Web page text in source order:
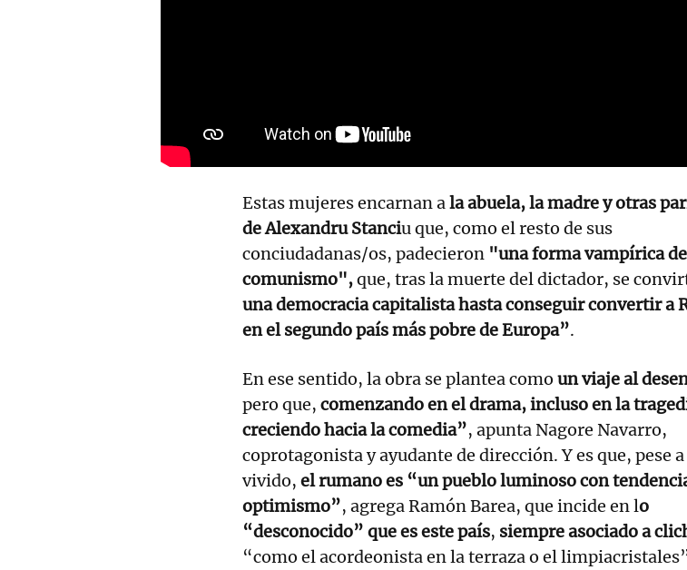
Estas mujeres encarnan ala abuela, la madre y otras
de Alexandru Stanciu que, como el resto de sus
conciudadanas/os, padecieron "una forma vampírica de
comunismo",que, tras la muerte del dictador, se
una democracia capitalista hasta conseguir convertir a
en el segundo país más pobre de Europa”.
En ese sentido, la obra se plantea como un viaje al
pero que, comenzando en el drama, incluso en la
creciendo hacia la comedia”, apunta Nagore Navarro,
coprotagonista y ayudante de dirección. Y es que, pese
vivido, el rumano es “un pueblo luminoso con
optimismo”, agrega Ramón Barea, que incide en lo
“desconocido” que es este país, siempre asociado a
“como el acordeonista en la terraza o el